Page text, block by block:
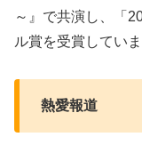
～』で共演し、「
ル賞を受賞していま
熱愛報道